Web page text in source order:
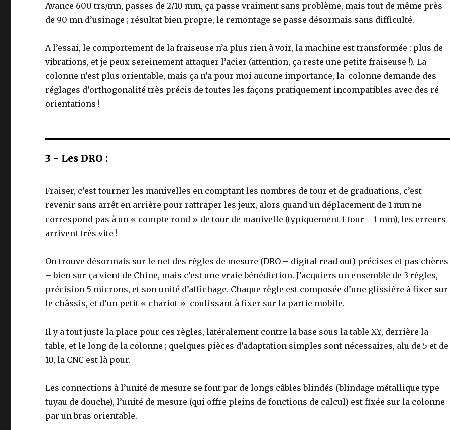
Avance 600 trs/mn, passes de 2/10 mm, ça passe vraiment sans problème, mais tout de même près
de 90 mn d’usinage ; résultat bien propre, le remontage se passe désormais sans difficulté.
A l’essai, le comportement de la fraiseuse n’a plus rien à voir, la machine est transformée : plus de
vibrations, et je peux sereinement attaquer l’acier (attention, ça reste une petite fraiseuse !). La
colonne n’est plus orientable, mais ça n’a pour moi aucune importance, la colonne demande des
réglages d’orthogonalité très précis de toutes les façons pratiquement incompatibles avec des ré-
orientations !
3 - Les DRO :
Fraiser, c’est tourner les manivelles en comptant les nombres de tour et de graduations, c’est
revenir sans arrêt en arrière pour rattraper les jeux, alors quand un déplacement de 1 mm ne
correspond pas à un « compte rond » de tour de manivelle (typiquement 1 tour = 1 mm), les erreurs
arrivent très vite !
On trouve désormais sur le net des règles de mesure (DRO – digital read out) précises et pas chères
– bien sur ça vient de Chine, mais c’est une vraie bénédiction. J’acquiers un ensemble de 3 règles,
précision 5 microns, et son unité d’affichage. Chaque règle est composée d’une glissière à fixer sur
le châssis, et d’un petit « chariot » coulissant à fixer sur la partie mobile.
Il y a tout juste la place pour ces règles, latéralement contre la base sous la table XY, derrière la
table, et le long de la colonne ; quelques pièces d’adaptation simples sont nécessaires, alu de 5 et de
10, la CNC est là pour.
Les connections à l’unité de mesure se font par de longs câbles blindés (blindage métallique type
tuyau de douche), l’unité de mesure (qui offre pleins de fonctions de calcul) est fixée sur la colonne
par un bras orientable.